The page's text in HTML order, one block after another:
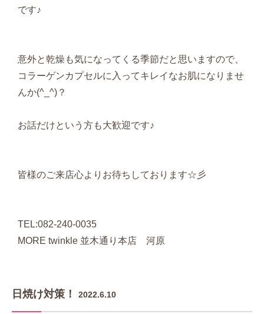
です♪
意外と乾燥も気になってくる季節だと思いますので、
コラーゲンカプセルに入ってキレイなお肌になりませ
んか(^_^)？
お話だけという方も大歓迎です♪
皆様のご来店心よりお待ちしております☆彡
TEL:082-240-0035
MORE twinkle 並木通り本店 河原
日焼け対策！ 2022.6.10